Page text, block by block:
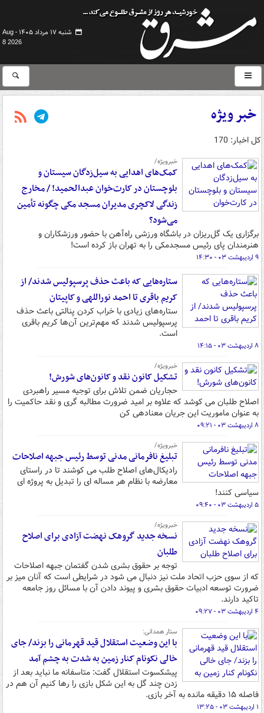
شنبه ۱۷ مرداد ۱۴۰۵ -
Aug
8 2026
خبر ویژه
کل اخبار: 170
خبرویژه/
کمک‌های اهدایی به سیل‌زدگان سیستان و
بلوچستان در کارت‌خوان عبدالحمید! / مخارج
زندگی لاکچری مدیران مسجد مکی چگونه تأمین
می‌شود؟
برگزاری یک گل‌ریزان در باشگاه ورزشی راه‌آهن با حضور ورزشکاران و
هنرمندان پای رئیس مسجدمکی را به تهران باز کرده است!
۹ اردیبهشت ۰۳ - ۱۴:۳۰
ستاره‌هایی که باعث حذف پرسپولیس شدند/ از
کریم باقری تا احمد نوراللهی و کاپیتان
ستاره‌های زیادی با خراب کردن پنالتی باعث حذف
پرسپولیس شدند که مهم‌ترین آن‌ها کریم باقری
است.
۸ اردیبهشت ۰۳ - ۱۴:۱۵
خبرویژه/
تشکیل کانون‌ نقد و کانون‌های شورش!
حجاریان ضمن تلاش برای توجیه مسیر راهبردی
اصلاح طلبان می کوشد که علاوه بر امید ضرورت مطالبه گری و نقد حاکمیت را
به عنوان ماموریت این جریان معنادهی کن
۸ اردیبهشت ۰۳ - ۰۹:۲۱
خبرویژه/
تبلیغ نافرمانی مدنی توسط رئیس جبهه اصلاحات
رادیکال‌های اصلاح طلب می کوشند تا در راستای
معارضه با نظام هر مساله ای را تبدیل به پروژه ای
سیاسی کنند!
۵ اردیبهشت ۰۳ - ۰۹:۴۰
خبرویژه/
نسخه جدید گروهک نهضت آزادی برای اصلاح
طلبان
توجه بر حقوق بشری شدن گفتمان جبهه اصلاحات
که از سوی حزب اتحاد ملت نیز دنبال می شود در شرایطی است که آنان میز بر
ضرورت توسعه ادبیات حقوق بشری و پیوند دادن آن با مسائل روز جامعه
تاکید دارند.
۴ اردیبهشت ۰۳ - ۰۹:۲۷
ستار همدانی:
با این وضعیت استقلال قید قهرمانی را بزند/ جای
خالی نکونام کنار زمین به شدت به چشم آمد
پیشکسوت استقلال گفت: متاسفانه ما نباید بعد از
زدن چند گل به این شکل بازی را رها کنیم آن هم در
فاصله ۱۵ دقیقه مانده به آخر بازی.
۱ اردیبهشت ۰۳ - ۱۳:۲۵